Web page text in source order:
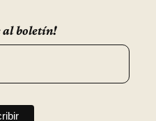
al boletín!